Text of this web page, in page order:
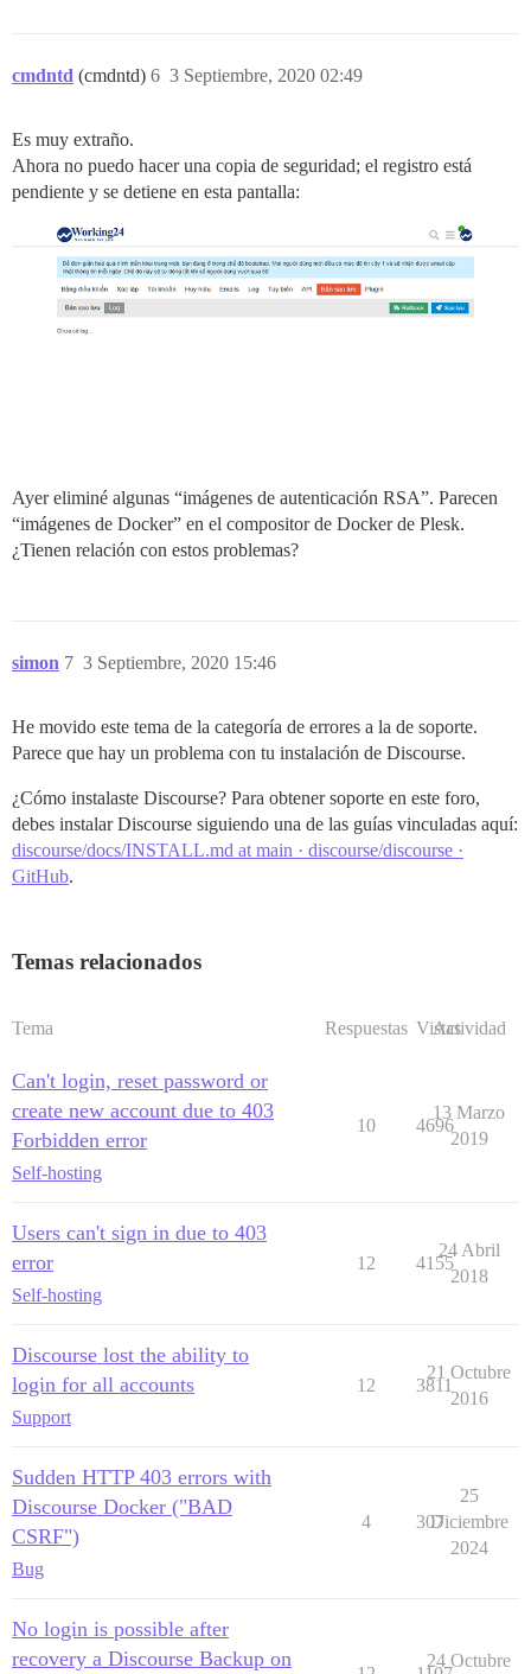
cmdntd (cmdntd) 3 Septiembre, 2020 02:49
6
Es muy extraño.
Ahora no puedo hacer una copia de seguridad; el registro está
pendiente y se detiene en esta pantalla:
Ayer eliminé algunas “imágenes de autenticación RSA”. Parecen
“imágenes de Docker” en el compositor de Docker de Plesk.
¿Tienen relación con estos problemas?
simon 3 Septiembre, 2020 15:46
7
He movido este tema de la categoría de errores a la de soporte.
Parece que hay un problema con tu instalación de Discourse.
¿Cómo instalaste Discourse? Para obtener soporte en este foro,
debes instalar Discourse siguiendo una de las guías vinculadas aquí:
discourse/docs/INSTALL.md at main · discourse/discourse ·
GitHub.
Temas relacionados
Tema Respuestas Vistas
Actividad
Can't login, reset password or
create new account due to 403
Forbidden error
Self-hosting
10 4696
13 Marzo
2019
Users can't sign in due to 403
error
Self-hosting
12 4155
24 Abril
2018
Discourse lost the ability to
login for all accounts
Support
12 3811
21 Octubre
2016
Sudden HTTP 403 errors with
Discourse Docker ("BAD
CSRF")
Bug
4 307
25
Diciembre
2024
No login is possible after
recovery a Discourse Backup on
24 Octubre